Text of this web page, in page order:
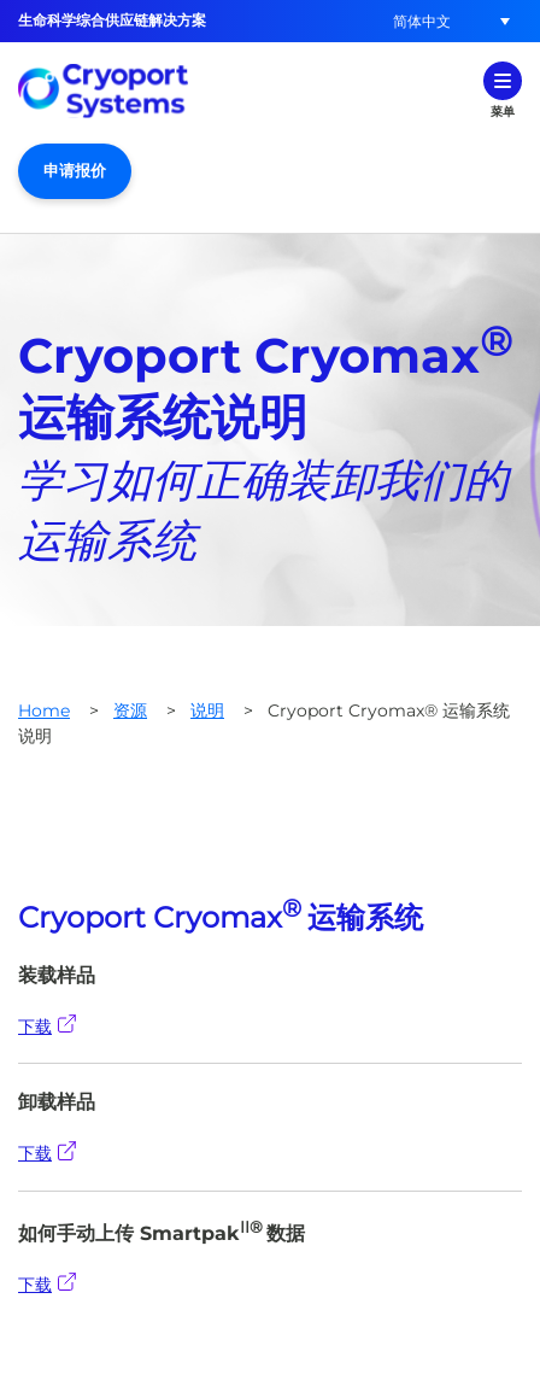
生命科学综合供应链解决方案 简体中文
菜单
申请报价
Cryoport Cryomax®
运输系统说明
学习如何正确装卸我们的
运输系统
Home > 资源 > 说明 >
Cryoport Cryomax® 运输系统
说明
Cryoport Cryomax® 运输系统
装载样品
下载
卸载样品
下载
如何手动上传 SmartpakII®数据
下载